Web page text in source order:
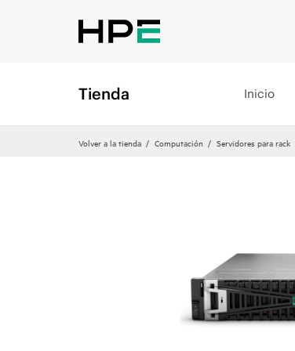
Tienda Inicio
Volver a la tienda Computación Servidores para rack